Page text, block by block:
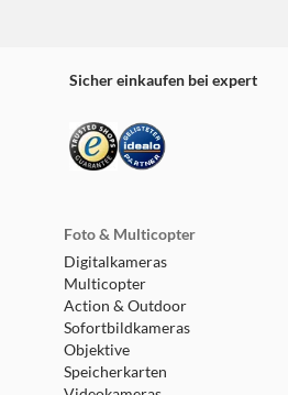
Sicher einkaufen bei expert
Foto & Multicopter
Digitalkameras
Multicopter
Action & Outdoor
Sofortbildkameras
Objektive
Speicherkarten